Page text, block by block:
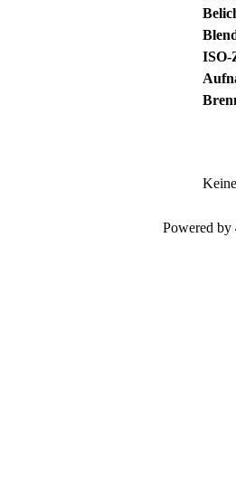
ISO-
Powered by